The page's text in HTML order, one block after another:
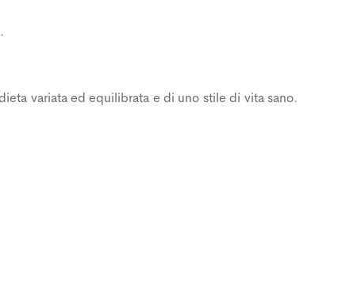
variata ed equilibrata e di uno stile di vita sano.